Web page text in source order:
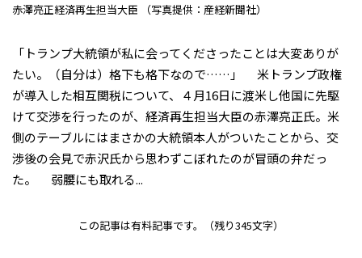
赤澤亮正経済再生担当大臣 （写真提供：産経新聞社）
「トランプ大統領が私に会ってくださったことは大変ありが
たい。（自分は）格下も格下なので……」 米トランプ政権
が導入した相互関税について、４月16日に渡米し他国に先駆
けて交渉を行ったのが、経済再生担当大臣の赤澤亮正氏。米
側のテーブルにはまさかの大統領本人がついたことから、交
渉後の会見で赤沢氏から思わずこぼれたのが冒頭の弁だっ
た。 弱腰にも取れる...
この記事は有料記事です。 （残り345文字）